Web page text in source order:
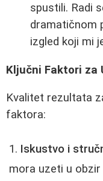
spustili. Radi
dramatičnom
izgled koji mi
Ključni Faktori za
Kvalitet rezultata
faktora:
Iskustvo i
mora uzeti u